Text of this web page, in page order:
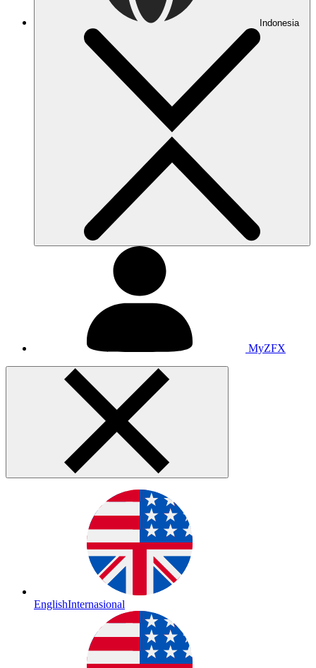
Indonesia
MyZFX
EnglishInternasional